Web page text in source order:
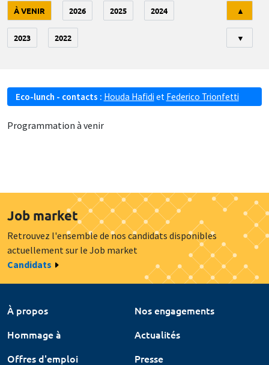
À VENIR 2026 2025 2024
2023 2022
▲
▼
Eco-lunch - contacts : Houda Hafidi et Federico Trionfetti
Programmation à venir
Job market
Retrouvez l'ensemble de nos candidats disponibles
actuellement sur le Job market
Candidats
À propos
Nos engagements
Hommage à
Actualités
Offres d'emploi
Presse